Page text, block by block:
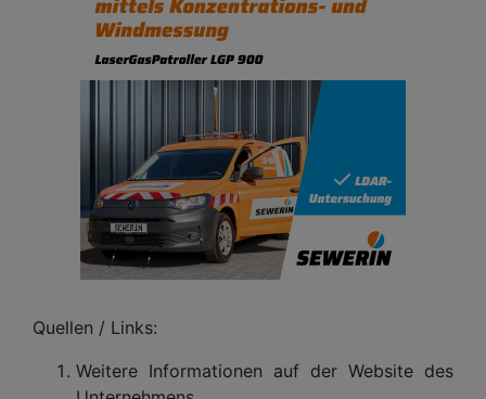
Quellen / Links:
Weitere Informationen auf der Website des